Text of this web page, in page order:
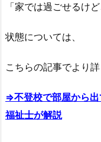
「家では過ごせるけ
状態については、
こちらの記事でより
⇒不登校で部屋から
福祉士が解説